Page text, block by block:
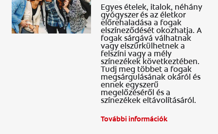
Egyes ételek, italok, néhány
gyógyszer és az életkor
előrehaladása a fogak
elszíneződését okozhatja. A
fogak sárgává válhatnak
vagy elszürkülhetnek a
felszíni vagy a mély
színezékek következtében.
Tudj meg többet a fogak
megsárgulásának okáról és
ennek egyszerű
megelőzéséről és a
színezékek eltávolításáról.
További információk